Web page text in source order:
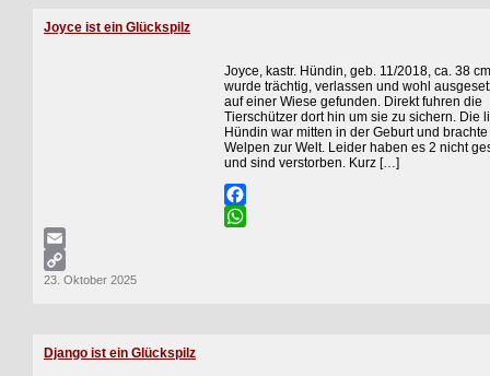
Joyce ist ein Glückspilz
Joyce, kastr. Hündin, geb. 11/2018, ca. 38
wurde trächtig, verlassen und wohl
auf einer Wiese gefunden. Direkt fuhren die
Tierschützer dort hin um sie zu sichern. Die
Hündin war mitten in der Geburt und
Welpen zur Welt. Leider haben es 2 nicht
und sind verstorben. Kurz […]
Facebook
WhatsApp
Email
Copy
23. Oktober 2025
Django ist ein Glückspilz